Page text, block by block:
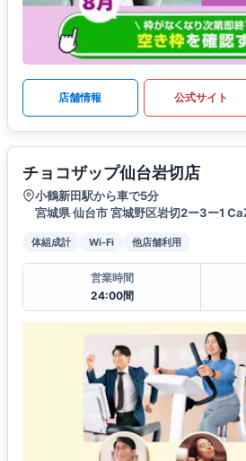
店舗情報 公式サイト
チョコザップ仙台岩切店
小鶴新田駅から車で5分
宮城県 仙台市 宮城野区岩切2ー3ー1
体組成計 Wi-Fi 他店舗利用
営業時間
24:00間